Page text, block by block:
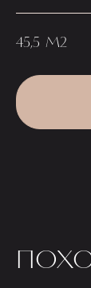
45,5 М2